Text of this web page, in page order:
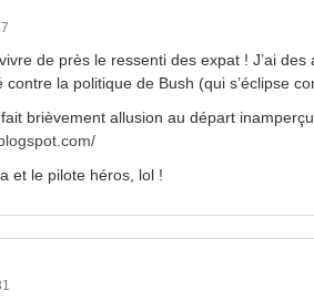
de près le ressenti des expat ! J’ai
contre la politique de Bush (qui s’éclipse
fait brièvement allusion au départ
et le pilote héros, lol !